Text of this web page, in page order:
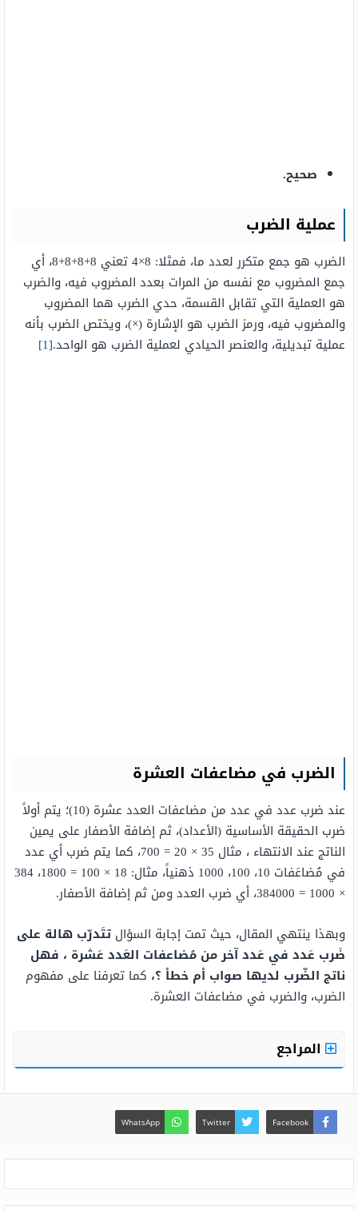
صحيح.
عملية الضرب
الضرب هو جمع متكرر لعدد ما، فمثلا: 8×4 تعني 8+8+8+8، أي
جمع المضروب مع نفسه من المرات بعدد المضروب فيه، والضرب
هو العملية التي تقابل القسمة، حدي الضرب هما المضروب
والمضروب فيه، ورمز الضرب هو الإشارة (×)، ويختص الضرب بأنه
عملية تبديلية، والعنصر الحيادي لعملية الضرب هو الواحد.[1]
الضرب في مضاعفات العشرة
عند ضرب عدد في عدد من مضاعفات العدد عشرة (10)؛ يتم أولاً
ضرب الحقيقة الأساسية (الأعداد)، ثم إضافة الأصفار على يمين
الناتج عند الانتهاء ، مثال 35 × 20 = 700، كما يتم ضرب أي عدد
في مُضاعَفات 10، 100، 1000 ذهنياً، مثال: 18 × 100 = 1800، 384
× 1000 = 384000، أي ضرب العدد ومن ثم إضافة الأصفار.
وبهذا ينتهي المقال، حيث تمت إجابة السؤال تتَدرّب هالة على
ضَرب عَدد في عَدد آخر من مُضاعفات العَدد عَشرة ، فهل
ناتج الضّرب لديها صواب أم خطأ ؟، كما تعرفنا على مفهوم
الضرب، والضرب في مضاعفات العشرة.
المراجع
Facebook
Twitter
WhatsApp